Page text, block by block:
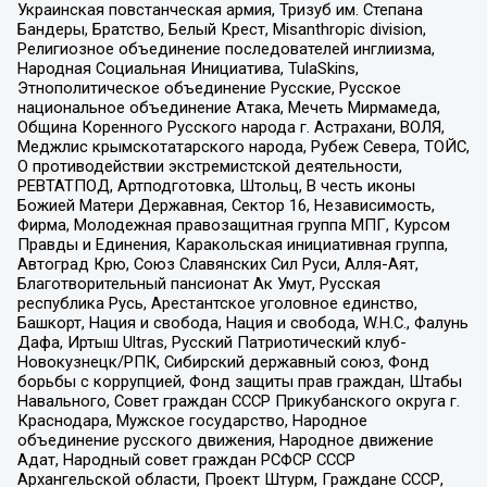
Украинская повстанческая армия, Тризуб им. Степана
Бандеры, Братство, Белый Крест, Misanthropic division,
Религиозное объединение последователей инглиизма,
Народная Социальная Инициатива, TulaSkins,
Этнополитическое объединение Русские, Русское
национальное объединение Атака, Мечеть Мирмамеда,
Община Коренного Русского народа г. Астрахани, ВОЛЯ,
Меджлис крымскотатарского народа, Рубеж Севера, ТОЙС,
О противодействии экстремистской деятельности,
РЕВТАТПОД, Артподготовка, Штольц, В честь иконы
Божией Матери Державная, Сектор 16, Независимость,
Фирма, Молодежная правозащитная группа МПГ, Курсом
Правды и Единения, Каракольская инициативная группа,
Автоград Крю, Союз Славянских Сил Руси, Алля-Аят,
Благотворительный пансионат Ак Умут, Русская
республика Русь, Арестантское уголовное единство,
Башкорт, Нация и свобода, Нация и свобода, W.H.С., Фалунь
Дафа, Иртыш Ultras, Русский Патриотический клуб-
Новокузнецк/РПК, Сибирский державный союз, Фонд
борьбы с коррупцией, Фонд защиты прав граждан, Штабы
Навального, Совет граждан СССР Прикубанского округа г.
Краснодара, Мужское государство, Народное
объединение русского движения, Народное движение
Адат, Народный совет граждан РСФСР СССР
Архангельской области, Проект Штурм, Граждане СССР,